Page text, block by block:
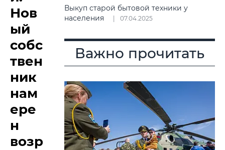
Нов
ый
собс
твен
ник
нам
ере
н
возр
Выкуп старой бытовой техники у
населения
07.04.2025
Важно прочитать